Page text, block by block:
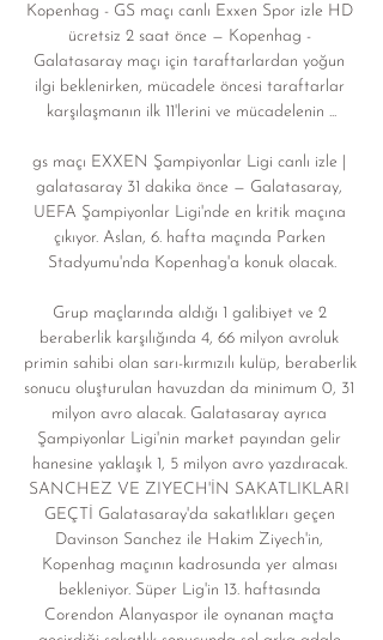
Kopenhag - GS maçı canlı Exxen Spor izle HD
ücretsiz 2 saat önce — Kopenhag -
Galatasaray maçı için taraftarlardan yoğun
ilgi beklenirken, mücadele öncesi taraftarlar
karşılaşmanın ilk 11'lerini ve mücadelenin ...
gs maçı EXXEN Şampiyonlar Ligi canlı izle |
galatasaray 31 dakika önce — Galatasaray,
UEFA Şampiyonlar Ligi'nde en kritik maçına
çıkıyor. Aslan, 6. hafta maçında Parken
Stadyumu'nda Kopenhag'a konuk olacak.
Grup maçlarında aldığı 1 galibiyet ve 2
beraberlik karşılığında 4, 66 milyon avroluk
primin sahibi olan sarı-kırmızılı kulüp, beraberlik
sonucu oluşturulan havuzdan da minimum 0, 31
milyon avro alacak. Galatasaray ayrıca
Şampiyonlar Ligi'nin market payından gelir
hanesine yaklaşık 1, 5 milyon avro yazdıracak.
SANCHEZ VE ZIYECH'İN SAKATLIKLARI
GEÇTİ Galatasaray'da sakatlıkları geçen
Davinson Sanchez ile Hakim Ziyech'in,
Kopenhag maçının kadrosunda yer alması
bekleniyor. Süper Lig'in 13. haftasında
Corendon Alanyaspor ile oynanan maçta